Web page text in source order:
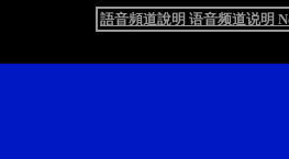
語音頻道說明 语音频道说明